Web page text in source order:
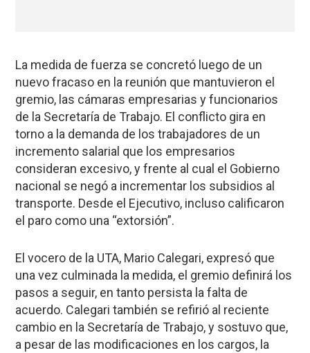
La medida de fuerza se concretó luego de un
nuevo fracaso en la reunión que mantuvieron el
gremio, las cámaras empresarias y funcionarios
de la Secretaría de Trabajo. El conflicto gira en
torno a la demanda de los trabajadores de un
incremento salarial que los empresarios
consideran excesivo, y frente al cual el Gobierno
nacional se negó a incrementar los subsidios al
transporte. Desde el Ejecutivo, incluso calificaron
el paro como una “extorsión”.
El vocero de la UTA, Mario Calegari, expresó que
una vez culminada la medida, el gremio definirá los
pasos a seguir, en tanto persista la falta de
acuerdo. Calegari también se refirió al reciente
cambio en la Secretaría de Trabajo, y sostuvo que,
a pesar de las modificaciones en los cargos, la